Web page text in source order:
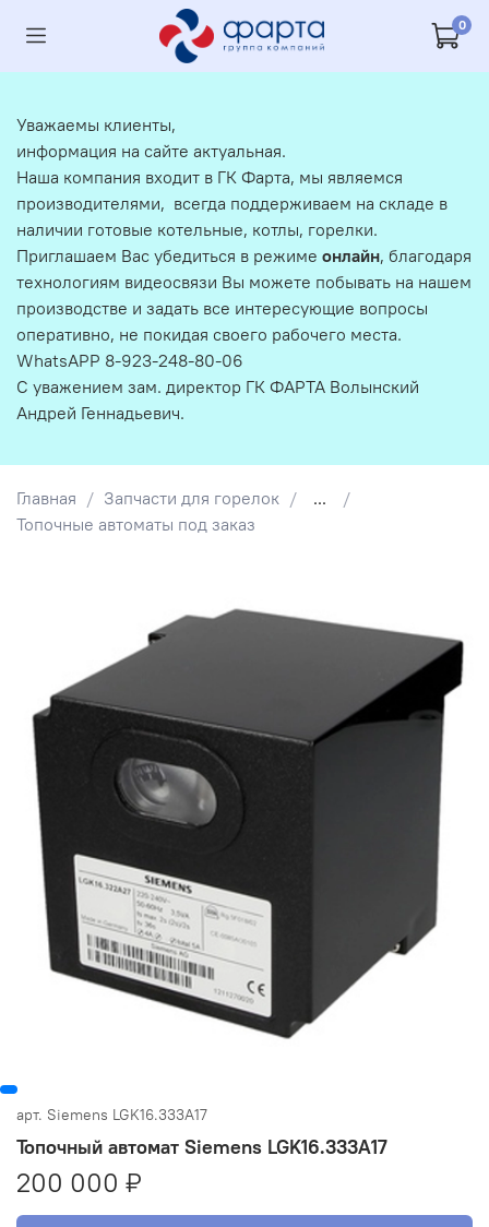
0
Главная Запчасти для горелок
...
Топочные автоматы под заказ
арт. Siemens LGK16.333A17
Топочный автомат Siemens LGK16.333A17
200 000 ₽
Уважаемы клиенты,
информация на сайте актуальная.
Наша компания входит в ГК Фарта, мы являемся
производителями, всегда поддерживаем на складе в
наличии готовые котельные, котлы, горелки.
Приглашаем Вас убедиться в режиме онлайн, благодаря
технологиям видеосвязи Вы можете побывать на нашем
производстве и задать все интересующие вопросы
оперативно, не покидая своего рабочего места.
WhatsAPP 8-923-248-80-06
С уважением зам. директор ГК ФАРТА Волынский
Андрей Геннадьевич.